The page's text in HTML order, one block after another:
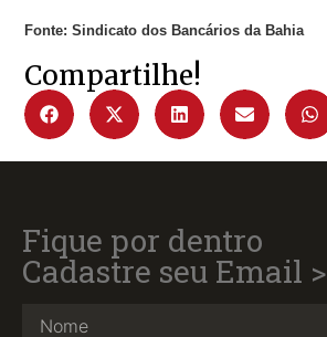
Fonte: Sindicato dos Bancários da Bahia
Compartilhe!
Fique por dentro
Cadastre seu Email >